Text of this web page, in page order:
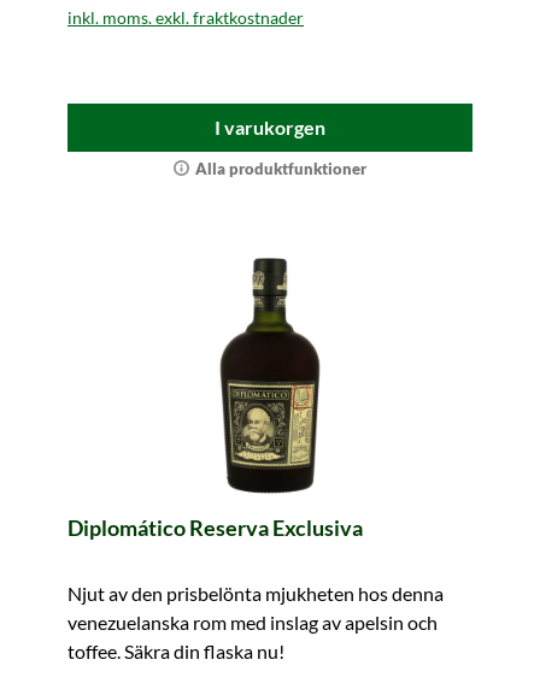
inkl. moms. exkl. fraktkostnader
I varukorgen
Alla produktfunktioner
Diplomático Reserva Exclusiva
Njut av den prisbelönta mjukheten hos denna
venezuelanska rom med inslag av apelsin och
toffee. Säkra din flaska nu!